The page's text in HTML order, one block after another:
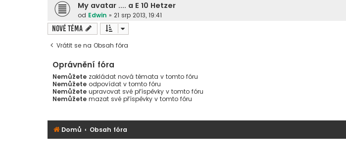
My avatar .... a E 10 Hetzer
od Edwin » 21 srp 2013, 19:41
Nové téma
Vrátit se na Obsah fóra
Oprávnění fóra
Nemůžete zakládat nová témata v tomto fóru
Nemůžete odpovídat v tomto fóru
Nemůžete upravovat své příspěvky v tomto fóru
Nemůžete mazat své příspěvky v tomto fóru
Domů Obsah fóra